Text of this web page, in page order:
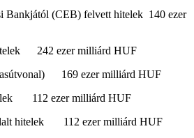
Bankjától (CEB) felvett hitelek 140 ezer
242 ezer milliárd HUF
169 ezer milliárd HUF
112 ezer milliárd HUF
hitelek 112 ezer milliárd HUF